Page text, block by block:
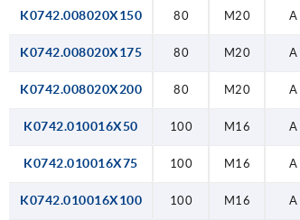
K0742.008020X150 80 M20 A
K0742.008020X175 80 M20 A
K0742.008020X200 80 M20 A
K0742.010016X50 100 M16 A
K0742.010016X75 100 M16 A
K0742.010016X100 100 M16 A